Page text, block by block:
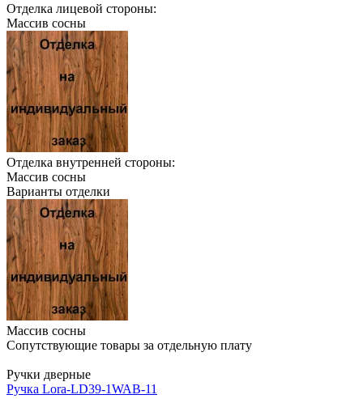
Отделка лицевой стороны:
Массив сосны
Отделка внутренней стороны:
Массив сосны
Варианты отделки
Массив сосны
Сопутствующие товары за отдельную плату
Ручки дверные
Ручка Lora-LD39-1WAB-11